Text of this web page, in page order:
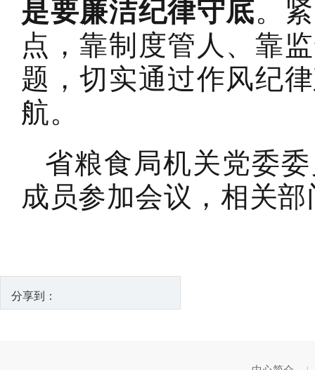
是要廉洁纪律守底。
点，靠制度管人、靠
题，切实通过作风纪
航。
省粮食局机关党委
成员参加会议，相关
分享到：